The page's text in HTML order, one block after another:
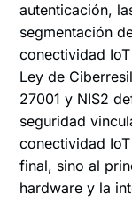
autenticación,
segmentación
conectividad
Ley de
27001 y NIS2
seguridad
conectividad
final, sino al
hardware y la